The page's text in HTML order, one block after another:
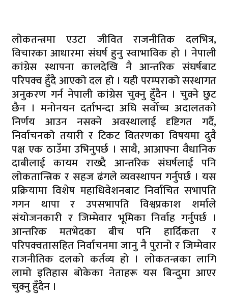
लोकतन्त्रमा एउटा जीवित राजनीतिक दलभित्र,
विचारका आधारमा संघर्ष हुनु स्वाभाविक हो । नेपाली
कांग्रेस स्थापना कालदेखि नै आन्तरिक संघर्षबाट
परिपक्व हुँदै आएको दल हो । यही परम्पराको सस्थागत
अनुकरण गर्न नेपाली कांग्रेस चुक्नु हुँदैन । चुक्ने छुट
छैन । मनोनयन दर्ताभन्दा अघि सर्वोच्च अदालतको
निर्णय आउन नसक्ने अवस्थालाई दृष्टिगत गर्दै,
निर्वाचनको तयारी र टिकट वितरणका विषयमा दुवै
पक्ष एक ठाउँमा उभिनुपर्छ । साथै, आआफ्ना वैधानिक
दाबीलाई कायम राख्दै आन्तरिक संघर्षलाई पनि
लोकतान्त्रिक र सहज ढंगले व्यवस्थापन गर्नुपर्छ । यस
प्रक्रियामा विशेष महाधिवेशनबाट निर्वाचित सभापति
गगन थापा र उपसभापति विश्वप्रकाश शर्माले
संयोजनकारी र जिम्मेवार भूमिका निर्वाह गर्नुपर्छ ।
आन्तरिक मतभेदका बीच पनि हार्दिकता र
परिपक्वतासहित निर्वाचनमा जानु नै पुरानो र जिम्मेवार
राजनीतिक दलको कर्तव्य हो । लोकतन्त्रका लागि
लामो इतिहास बोकेका नेताहरू यस बिन्दुमा आएर
चुक्नु हुँदैन ।